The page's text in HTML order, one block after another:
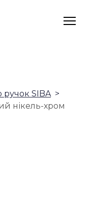
ручок SIBA
нікель-хром